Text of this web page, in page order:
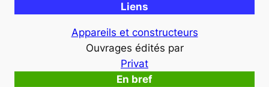
Liens
Appareils et constructeurs
Ouvrages édités par
Privat
En bref